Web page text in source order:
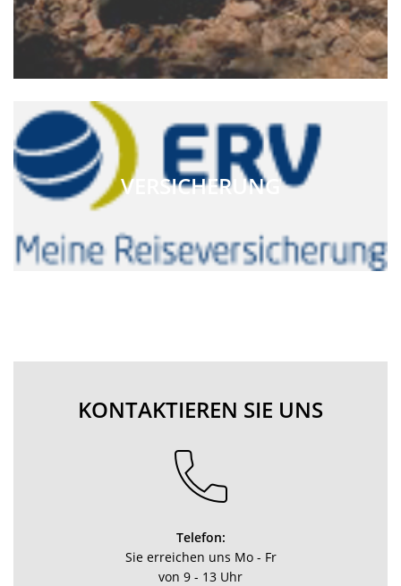
VERSICHERUNG
KONTAKTIEREN SIE UNS
Telefon:
Sie erreichen uns Mo - Fr
von 9 - 13 Uhr